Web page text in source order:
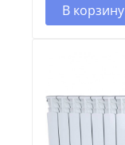
В корзину